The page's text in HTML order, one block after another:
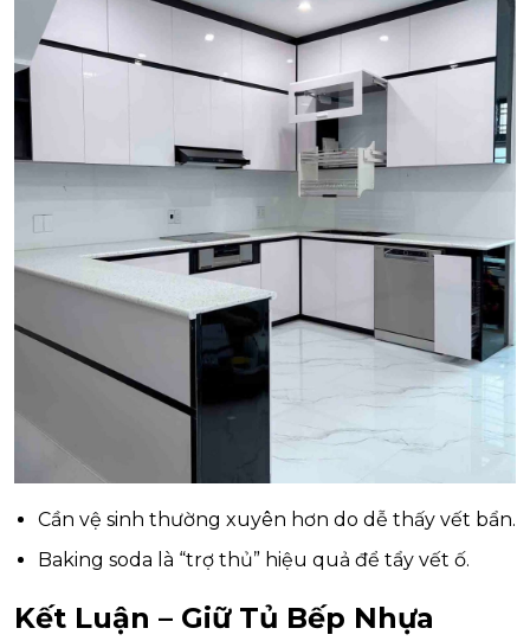
Cần vệ sinh thường xuyên hơn do dễ thấy vết bẩn.
Baking soda là “trợ thủ” hiệu quả để tẩy vết ố.
Kết Luận – Giữ Tủ Bếp Nhựa